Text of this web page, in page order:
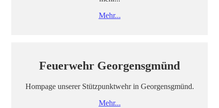
Mehr...
Feuerwehr Georgensgmünd
Hompage unserer Stützpunktwehr in Georgensgmünd.
Mehr...